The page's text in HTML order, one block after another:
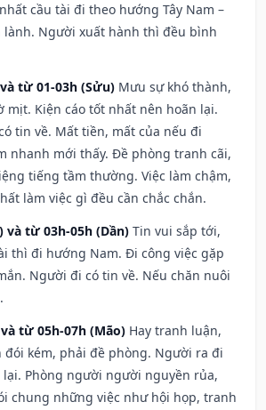
cầu tài đi theo hướng Tây Nam –
lành. Người xuất hành thì đều bình
từ 01-03h (Sửu) Mưu sự khó thành,
mịt. Kiện cáo tốt nhất nên hoãn lại.
tin về. Mất tiền, mất của nếu đi
nhanh mới thấy. Đề phòng tranh cãi,
tiếng tầm thường. Việc làm chậm,
làm việc gì đều cần chắc chắn.
và từ 03h-05h (Dần) Tin vui sắp tới,
thì đi hướng Nam. Đi công việc gặp
Người đi có tin về. Nếu chăn nuôi
từ 05h-07h (Mão) Hay tranh luận,
đói kém, phải đề phòng. Người ra đi
Phòng người người nguyền rủa,
chung những việc như hội họp, tranh